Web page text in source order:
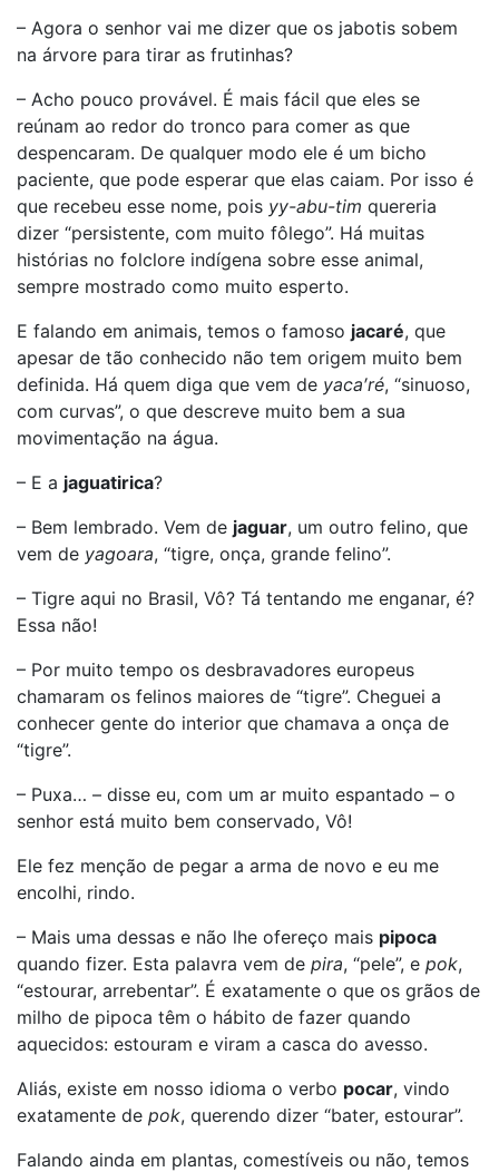
– Agora o senhor vai me dizer que os jabotis sobem
na árvore para tirar as frutinhas?
– Acho pouco provável. É mais fácil que eles se
reúnam ao redor do tronco para comer as que
despencaram. De qualquer modo ele é um bicho
paciente, que pode esperar que elas caiam. Por isso é
que recebeu esse nome, pois yy-abu-tim quereria
dizer “persistente, com muito fôlego”. Há muitas
histórias no folclore indígena sobre esse animal,
sempre mostrado como muito esperto.
E falando em animais, temos o famoso jacaré, que
apesar de tão conhecido não tem origem muito bem
definida. Há quem diga que vem de yaca′ré, “sinuoso,
com curvas”, o que descreve muito bem a sua
movimentação na água.
– E a jaguatirica?
– Bem lembrado. Vem de jaguar, um outro felino, que
vem de yagoara, “tigre, onça, grande felino”.
– Tigre aqui no Brasil, Vô? Tá tentando me enganar, é?
Essa não!
– Por muito tempo os desbravadores europeus
chamaram os felinos maiores de “tigre”. Cheguei a
conhecer gente do interior que chamava a onça de
“tigre”.
– Puxa… – disse eu, com um ar muito espantado – o
senhor está muito bem conservado, Vô!
Ele fez menção de pegar a arma de novo e eu me
encolhi, rindo.
– Mais uma dessas e não lhe ofereço mais pipoca
quando fizer. Esta palavra vem de pira, “pele”, e pok,
“estourar, arrebentar”. É exatamente o que os grãos de
milho de pipoca têm o hábito de fazer quando
aquecidos: estouram e viram a casca do avesso.
Aliás, existe em nosso idioma o verbo pocar, vindo
exatamente de pok, querendo dizer “bater, estourar”.
Falando ainda em plantas, comestíveis ou não, temos